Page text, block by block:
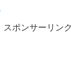
スポンサーリンク